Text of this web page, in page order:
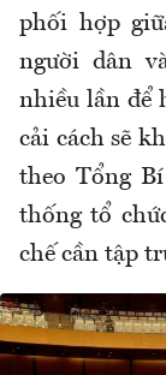
phối hợp
người dân
nhiều lần để
cải cách sẽ
theo Tổng
thống tổ
chế cần tập